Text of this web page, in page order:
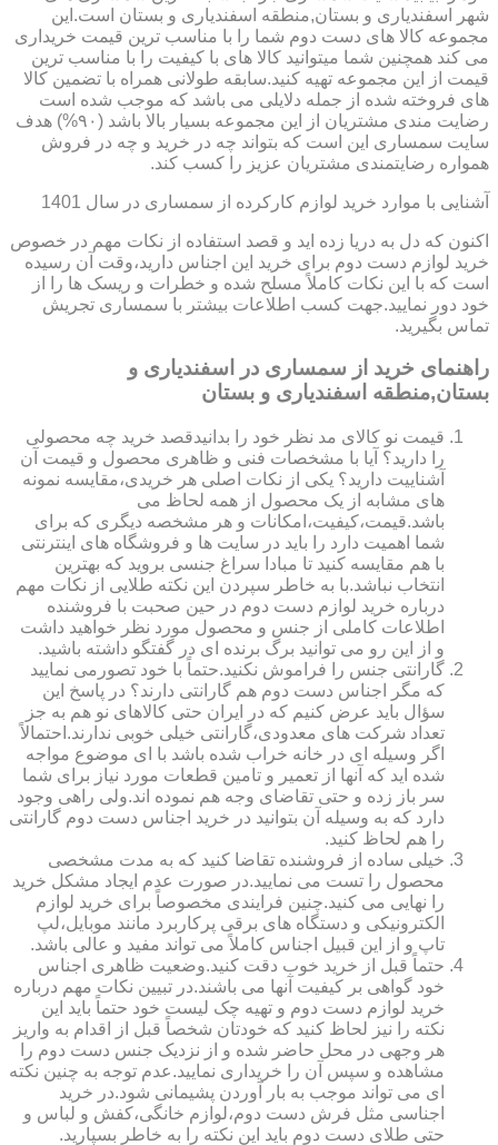
شهر اسفندیاری و بستان,منطقه اسفندیاری و بستان است.این
مجموعه کالا های دست دوم شما را با مناسب ترین قیمت خریداری
می کند همچنین شما میتوانید کالا های با کیفیت را با مناسب ترین
قیمت از این مجموعه تهیه کنید.سابقه طولانی همراه با تضمین کالا
های فروخته شده از جمله دلایلی می باشد که موجب شده است
رضایت مندی مشتریان از این مجموعه بسیار بالا باشد (۹۰%) هدف
سایت سمساری این است که بتواند چه در خرید و چه در فروش
همواره رضایتمندی مشتریان عزیز را کسب کند.
آشنایی با موارد خرید لوازم کارکرده از سمساری در سال 1401
اکنون که دل به دریا زده اید و قصد استفاده از نکات مهم در خصوص
خرید لوازم دست دوم برای خرید این اجناس دارید،وقت آن رسیده
است که با این نکات کاملاً مسلح شده و خطرات و ریسک ها را از
خود دور نمایید.جهت کسب اطلاعات بیشتر با سمساری تجریش
تماس بگیرید.
راهنمای خرید از سمساری در اسفندیاری و
بستان,منطقه اسفندیاری و بستان
قیمت نو کالای مد نظر خود را بدانیدقصد خرید چه محصولی
را دارید؟ آیا با مشخصات فنی و ظاهری محصول و قیمت آن
آشناییت دارید؟ یکی از نکات اصلی هر خریدی،مقایسه نمونه
های مشابه از یک محصول از همه لحاظ می
باشد.قیمت،کیفیت،امکانات و هر مشخصه دیگری که برای
شما اهمیت دارد را باید در سایت ها و فروشگاه های اینترنتی
با هم مقایسه کنید تا مبادا سراغ جنسی بروید که بهترین
انتخاب نباشد.با به خاطر سپردن این نکته طلایی از نکات مهم
درباره خرید لوازم دست دوم در حین صحبت با فروشنده
اطلاعات کاملی از جنس و محصول مورد نظر خواهید داشت
و از این رو می توانید برگ برنده ای در گفتگو داشته باشید.
گارانتی جنس را فراموش نکنید.حتماً با خود تصورمی نمایید
که مگر اجناس دست دوم هم گارانتی دارند؟ در پاسخ این
سؤال باید عرض کنیم که در ایران حتی کالاهای نو هم به جز
تعداد شرکت های معدودی،گارانتی خیلی خوبی ندارند.احتمالاً
اگر وسیله ای در خانه خراب شده باشد با ای موضوع مواجه
شده اید که آنها از تعمیر و تامین قطعات مورد نیاز برای شما
سر باز زده و حتی تقاضای وجه هم نموده اند.ولی راهی وجود
دارد که به وسیله آن بتوانید در خرید اجناس دست دوم گارانتی
را هم لحاظ کنید.
خیلی ساده از فروشنده تقاضا کنید که به مدت مشخصی
محصول را تست می نمایید.در صورت عدم ایجاد مشکل خرید
را نهایی می کنید.چنین فرایندی مخصوصاً برای خرید لوازم
الکترونیکی و دستگاه های برقی پرکاربرد مانند موبایل،لپ
تاپ و از این قبیل اجناس کاملاً می تواند مفید و عالی باشد.
حتماً قبل از خرید خوب دقت کنید.وضعیت ظاهری اجناس
خود گواهی بر کیفیت آنها می باشند.در تبیین نکات مهم درباره
خرید لوازم دست دوم و تهیه چک لیست خود حتماً باید این
نکته را نیز لحاظ کنید که خودتان شخصاً قبل از اقدام به واریز
هر وجهی در محل حاضر شده و از نزدیک جنس دست دوم را
مشاهده و سپس آن را خریداری نمایید.عدم توجه به چنین نکته
ای می تواند موجب به بار آوردن پشیمانی شود.در خرید
اجناسی مثل فرش دست دوم،لوازم خانگی،کفش و لباس و
حتی طلای دست دوم باید این نکته را به خاطر بسپارید.